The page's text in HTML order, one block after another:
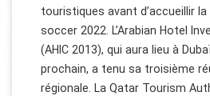
touristiques avant d’accueillir
soccer 2022. L’Arabian Hotel
(AHIC 2013), qui aura lieu à
prochain, a tenu sa troisième
régionale. La Qatar Tourism